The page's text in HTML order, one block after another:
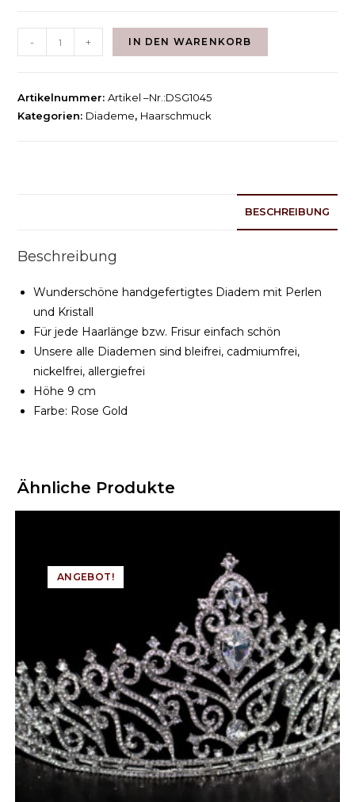
- + IN DEN WARENKORB
Artikelnummer:Artikel –Nr.:DSG1045
Kategorien: Diademe, Haarschmuck
BESCHREIBUNG
Beschreibung
Wunderschöne handgefertigtes Diadem mit Perlen
und Kristall
Für jede Haarlänge bzw. Frisur einfach schön
Unsere alle Diademen sind bleifrei, cadmiumfrei,
nickelfrei, allergiefrei
Höhe 9 cm
Farbe: Rose Gold
Ähnliche Produkte
ANGEBOT!